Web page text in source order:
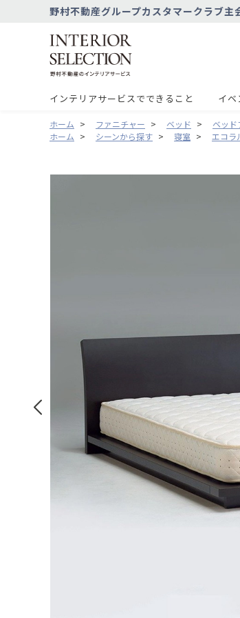
野村不動産グループカスタマークラブ主
インテリアサービスでできること イベ
ホーム > ファニチャー > ベッド > ベッド
ホーム > シーンから探す > 寝室 > エコ